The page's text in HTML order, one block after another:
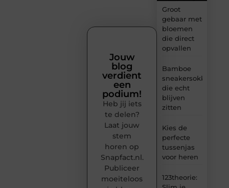
Groot
gebaar met
bloemen
die direct
opvallen
Bamboe
sneakersokken
die echt
blijven
zitten
Kies de
perfecte
tussenjas
voor heren
123theorie:
Jouw
blog
verdient
een
podium!
Heb jij iets
te delen?
Laat jouw
stem
horen op
Snapfact.nl.
Publiceer
moeiteloos